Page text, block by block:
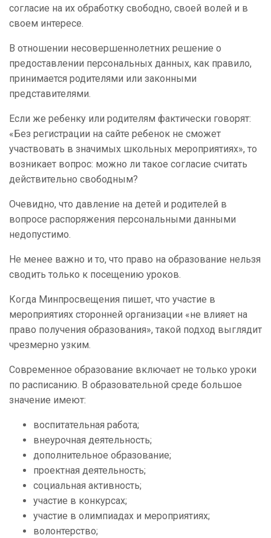
согласие на их обработку свободно, своей волей и в
своем интересе.
В отношении несовершеннолетних решение о
предоставлении персональных данных, как правило,
принимается родителями или законными
представителями.
Если же ребенку или родителям фактически говорят:
«Без регистрации на сайте ребенок не сможет
участвовать в значимых школьных мероприятиях», то
возникает вопрос: можно ли такое согласие считать
действительно свободным?
Очевидно, что давление на детей и родителей в
вопросе распоряжения персональными данными
недопустимо.
Не менее важно и то, что право на образование нельзя
сводить только к посещению уроков.
Когда Минпросвещения пишет, что участие в
мероприятиях сторонней организации «не влияет на
право получения образования», такой подход выглядит
чрезмерно узким.
Современное образование включает не только уроки
по расписанию. В образовательной среде большое
значение имеют:
воспитательная работа;
внеурочная деятельность;
дополнительное образование;
проектная деятельность;
социальная активность;
участие в конкурсах;
участие в олимпиадах и мероприятиях;
волонтерство;